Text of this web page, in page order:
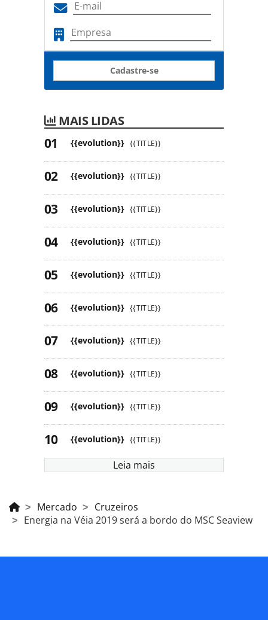
Cadastre-se
MAIS LIDAS
{{evolution}} {{TITLE}}
{{evolution}} {{TITLE}}
{{evolution}} {{TITLE}}
{{evolution}} {{TITLE}}
{{evolution}} {{TITLE}}
{{evolution}} {{TITLE}}
{{evolution}} {{TITLE}}
{{evolution}} {{TITLE}}
{{evolution}} {{TITLE}}
{{evolution}} {{TITLE}}
Leia mais
Mercado
Cruzeiros
Energia na Véia 2019 será a bordo do MSC Seaview